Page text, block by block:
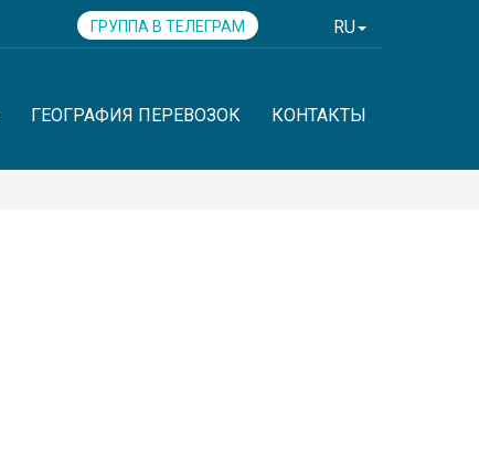
ГРУППА В ТЕЛЕГРАМ RU
ГЕОГРАФИЯ ПЕРЕВОЗОК КОНТАКТЫ